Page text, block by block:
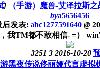
]
（手游）魔兽-艾泽拉斯
bya5656456
后发表: abc1277591640 @
我TM都不敢相信- =）
3251 3 2016-10-20
黑夜传说佟丽娅代言虚拟